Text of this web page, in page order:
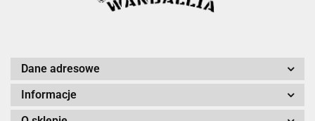
Dane adresowe
Informacje